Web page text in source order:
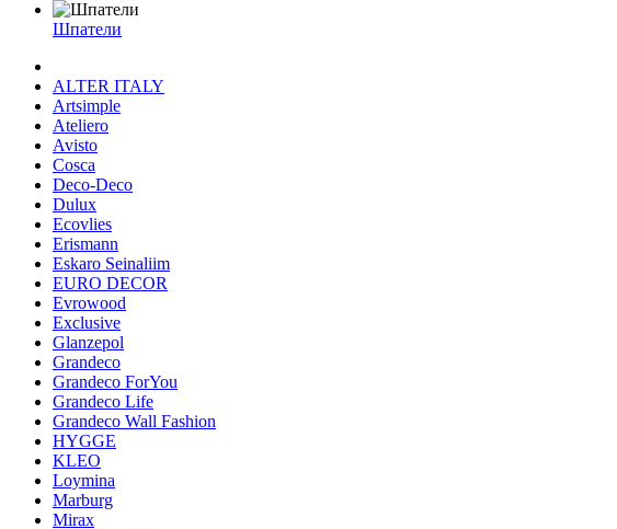
Шпатели
ALTER ITALY
Artsimple
Ateliero
Avisto
Cosca
Deco-Deco
Dulux
Ecovlies
Erismann
Eskaro Seinaliim
EURO DECOR
Evrowood
Exclusive
Glanzepol
Grandeco
Grandeco ForYou
Grandeco Life
Grandeco Wall Fashion
HYGGE
KLEO
Loymina
Marburg
Mirax